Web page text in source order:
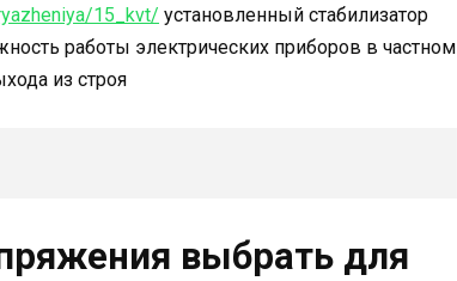
15_kvt/ установленный стабилизатор
работы электрических приборов в частном
из строя
выбрать для